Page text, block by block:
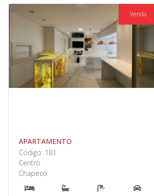
Venda
APARTAMENTO
Código: 181
Centro
Chapecó